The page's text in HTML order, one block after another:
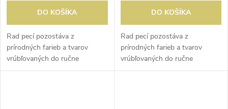
DO KOŠÍKA
Rad pecí pozostáva z
prírodných farieb a tvarov
vrúbľovaných do ručne
vyrábaného porcelánu.
DO KOŠÍKA
Rad pecí pozostáva z
prírodných farieb a tvarov
vrúbľovaných do ručne
vyrábaného porcelánu.